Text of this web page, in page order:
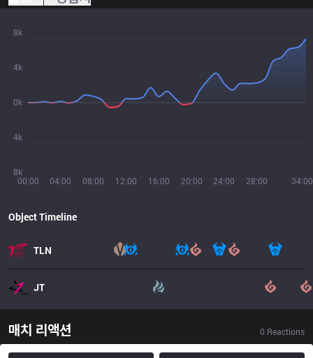
00:00 04:00 08:00 12:00 16:00 20:00 24:00 28:00 34:00
8k
4k
0k
4k
8k
Object Timeline
TLN
JT
매치 리액션 0 Reactions